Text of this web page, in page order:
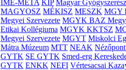
IME-META KIP Magyar
MAGYOSZ MÉKISZ MESZK MGY
Megyei Szervezete MGYK BAZ
Etikai Kollégiuma MGYK KKTSZ
Megyei Szervezete MGYT Miskolci
Mátra Múzeum MTT NEAK
GYTK SE GYTK Smed-erg
GYTK ENKK NEFI Vértesacsai